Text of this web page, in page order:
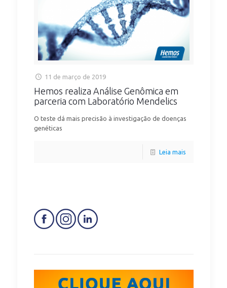
11 de março de 2019
Hemos realiza Análise Genômica em
parceria com Laboratório Mendelics
O teste dá mais precisão à investigação de doenças
genéticas
Leia mais